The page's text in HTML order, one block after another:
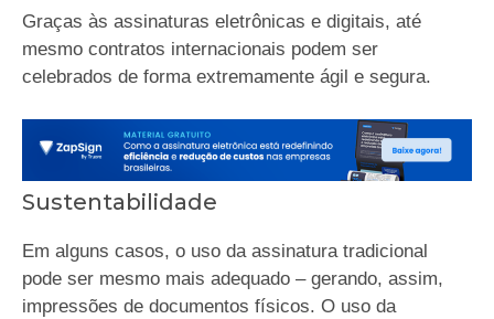
Graças às assinaturas eletrônicas e digitais, até
mesmo contratos internacionais podem ser
celebrados de forma extremamente ágil e segura.
Sustentabilidade
Em alguns casos, o uso da assinatura tradicional
pode ser mesmo mais adequado – gerando, assim,
impressões de documentos físicos. O uso da